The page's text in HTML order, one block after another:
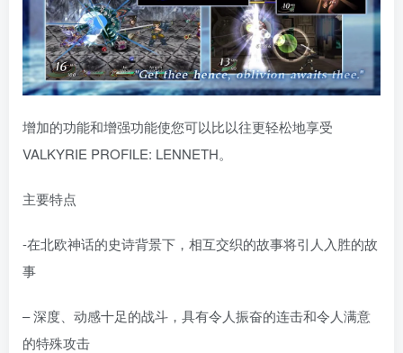
增加的功能和增强功能使您可以比以往更轻松地享受
VALKYRIE PROFILE: LENNETH。
主要特点
-在北欧神话的史诗背景下，相互交织的故事将引人入胜的故
事
– 深度、动感十足的战斗，具有令人振奋的连击和令人满意
的特殊攻击